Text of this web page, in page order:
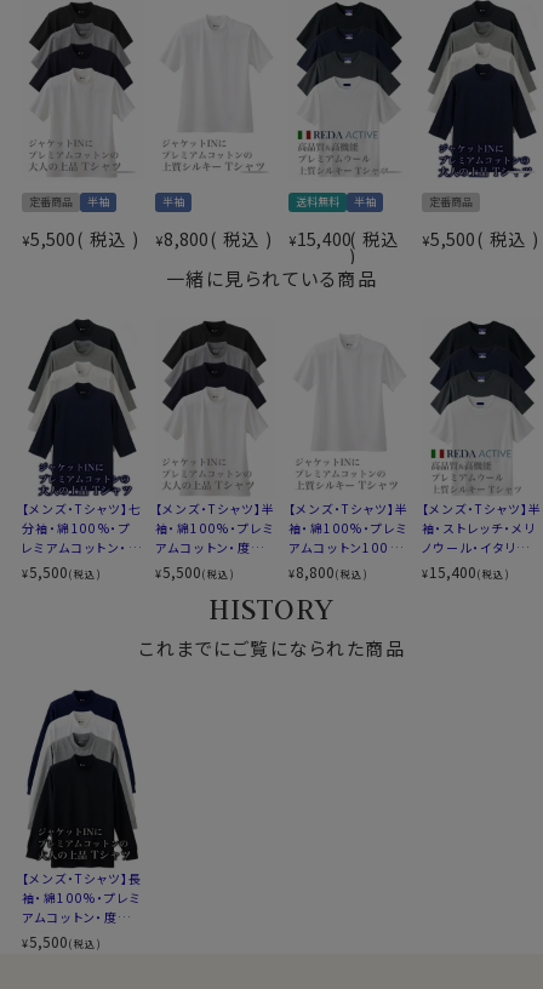
●衿に技あり！後衿高め
首周りの真ん中から後ろにかけて、通常のTシャツよりリ
ブを高めに設定。
ジャケットに合わせた際、ジャケットの首周りが汗などで
汚れないよう工夫しました。
といっても見た目には違和感ないように生産してありま
すので、当然のことながらTシャツ1枚でも着用できます。
またリブ部分を太目にしてあるので、寄れにくいところも
おすすめポイントです。リブがしっかりあることにより、首
周りの印象が寂しくならず、まさにスーツやジャケットに
ぴったりな1枚です。
生産国
中国
ビジカジ・ビジネス・ワイシャツ・Yシャツ・ドレスシャツ
定番商品 半袖
¥5,500 税込
半袖
¥8,800 税込
送料無料 半袖
¥15,400 税込
定番商品
¥5,500 税込
一緒に見られている商品
【メンズ・Tシャツ】七
分袖・綿100%・プ
レミアムコットン・度
詰め天竺ニット・丸
首・クルーネック
¥5,500(税込)
【メンズ・Tシャツ】半
袖・綿100%・プレミ
アムコットン・度詰
め天竺ニット・丸首・
クルーネック
¥5,500(税込)
【メンズ・Tシャツ】半
袖・綿100%・プレミ
アムコットン100番
手双糸・ニット・丸
首・クルーネック
¥8,800(税込)
【メンズ・Tシャツ】半
袖・ストレッチ・メリ
ノウール・イタリア製
生地・イージーケ
ア・丸首・クルーネッ
¥15,400(税込)
HISTORY
これまでにご覧になられた商品
【メンズ・Tシャツ】長
袖・綿100%・プレミ
アムコットン・度詰
め天竺ニット・丸首・
クルーネック
¥5,500(税込)